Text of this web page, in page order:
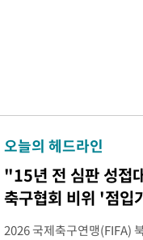
오늘의 헤드라인
"15년 전 심판 성접
축구협회 비위 '점입
2026 국제축구연맹(FIFA)